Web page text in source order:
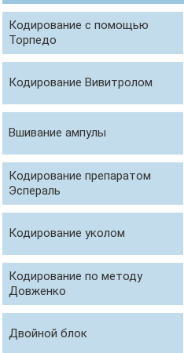
Кодирование с помощью
Торпедо
Кодирование Вивитролом
Вшивание ампулы
Кодирование препаратом
Эспераль
Кодирование уколом
Кодирование по методу
Довженко
Двойной блок